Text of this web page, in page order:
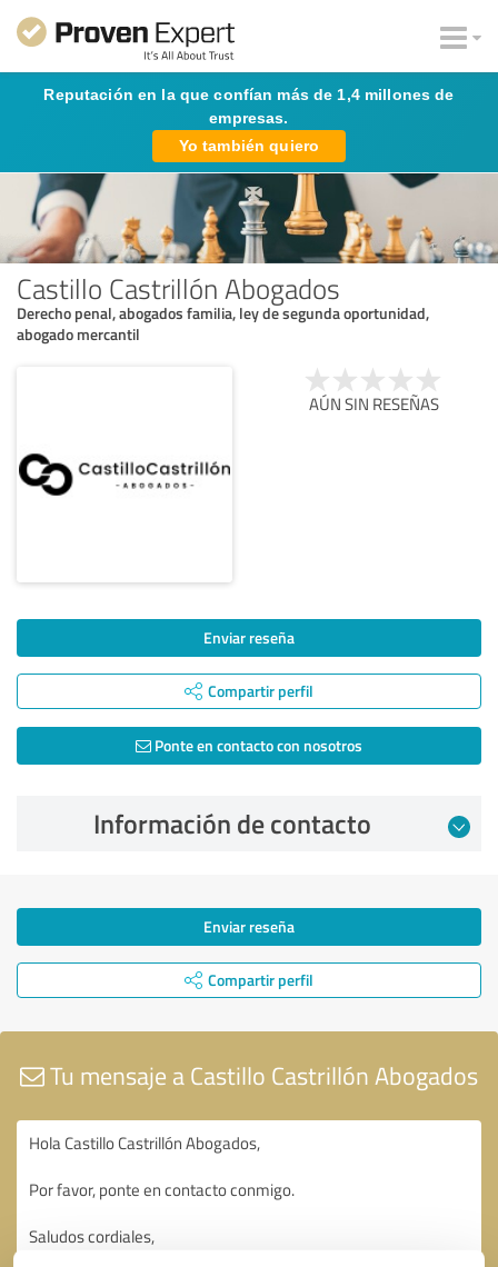
Reputación en la que confían más de 1,4 millones de
empresas.
Yo también quiero
Castillo Castrillón Abogados
Derecho penal, abogados familia, ley de segunda oportunidad,
abogado mercantil
AÚN SIN RESEÑAS
Enviar reseña
Compartir perfil
Ponte en contacto con nosotros
Información de contacto
Enviar reseña
Compartir perfil
Tu mensaje a Castillo Castrillón Abogados